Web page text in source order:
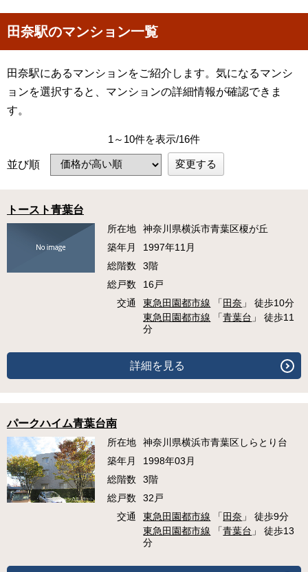
田奈駅のマンション一覧
田奈駅にあるマンションをご紹介します。気になるマンシ
ョンを選択すると、マンションの詳細情報が確認できま
す。
1～10件を表示/16件
並び順 変更する
トースト青葉台
所在地
神奈川県横浜市青葉区榎が丘
築年月
1997年11月
総階数
3階
総戸数
16戸
交通
東急田園都市線 「 田奈 」 徒歩10分
東急田園都市線 「青葉台 」 徒歩11
分
詳細を見る
パークハイム青葉台南
所在地
神奈川県横浜市青葉区しらとり台
築年月
1998年03月
総階数
3階
総戸数
32戸
交通
東急田園都市線 「 田奈 」 徒歩9分
東急田園都市線 「青葉台 」 徒歩13
分